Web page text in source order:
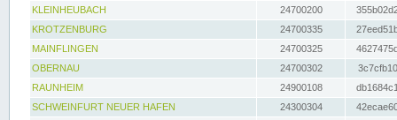
KLEINHEUBACH 24700200
KROTZENBURG
24700335
MAINFLINGEN
24700325
OBERNAU
24700302
RAUNHEIM
24900108
SCHWEINFURT NEUER HAFEN
24300304